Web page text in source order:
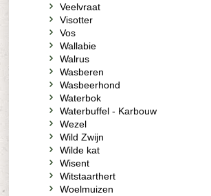
Veelvraat
Visotter
Vos
Wallabie
Walrus
Wasberen
Wasbeerhond
Waterbok
Waterbuffel - Karbouw
Wezel
Wild Zwijn
Wilde kat
Wisent
Witstaarthert
Woelmuizen